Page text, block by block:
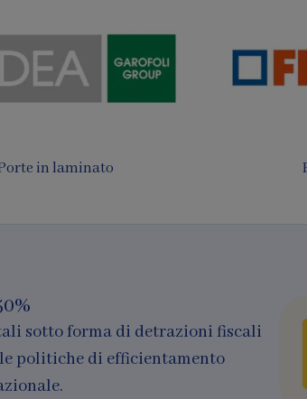
sotto forma di detrazioni fiscali
politiche di efficientamento